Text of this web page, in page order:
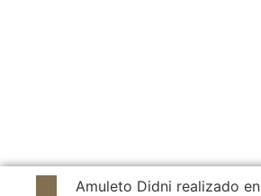
Amuleto Didni realizado en